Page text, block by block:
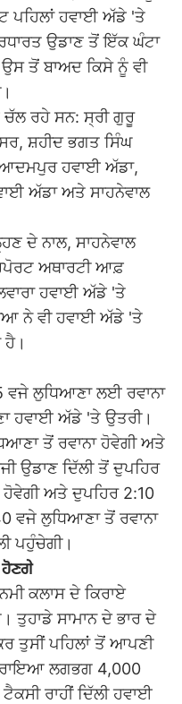
ਪਹਿਲਾਂ ਹਵਾਈ ਅੱਡੇ 'ਤੇ
ਉਡਾਣ ਤੋਂ ਇੱਕ ਘੰਟਾ
ਤੋਂ ਬਾਅਦ ਕਿਸੇ ਨੂੰ ਵੀ
ਚੱਲ ਰਹੇ ਸਨ: ਸ੍ਰੀ ਗੁਰੂ
ਸ਼ਹੀਦ ਭਗਤ ਸਿੰਘ
ਆਦਮਪੁਰ ਹਵਾਈ ਅੱਡਾ,
ਅੱਡਾ ਅਤੇ ਸਾਹਨੇਵਾਲ
ਦੇ ਨਾਲ, ਸਾਹਨੇਵਾਲ
ਅਥਾਰਟੀ ਆਫ਼
ਹਵਾਈ ਅੱਡੇ 'ਤੇ
ਨੇ ਵੀ ਹਵਾਈ ਅੱਡੇ 'ਤੇ
ਹੈ।
ਵਜੇ ਲੁਧਿਆਣਾ ਲਈ ਰਵਾਨਾ
ਹਵਾਈ ਅੱਡੇ 'ਤੇ ਉਤਰੀ।
ਤੋਂ ਰਵਾਨਾ ਹੋਵੇਗੀ ਅਤੇ
ਉਡਾਣ ਦਿੱਲੀ ਤੋਂ ਦੁਪਹਿਰ
ਅਤੇ ਦੁਪਹਿਰ 2:10
ਵਜੇ ਲੁਧਿਆਣਾ ਤੋਂ ਰਵਾਨਾ
ਪਹੁੰਚੇਗੀ।
ਹੋਣਗੇ
ਕਲਾਸ ਦੇ ਕਿਰਾਏ
ਸਾਮਾਨ ਦੇ ਭਾਰ ਦੇ
ਤੁਸੀਂ ਪਹਿਲਾਂ ਤੋਂ ਆਪਣੀ
ਲਗਭਗ 4,000
ਰਾਹੀਂ ਦਿੱਲੀ ਹਵਾਈ